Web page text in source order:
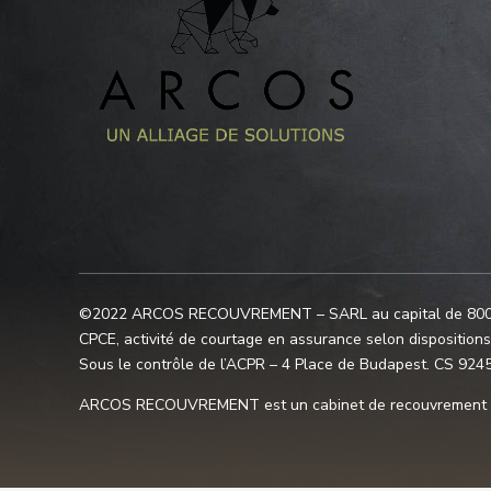
©2022 ARCOS RECOUVREMENT – SARL au capital de
CPCE, activité de courtage en assurance selon
Sous le contrôle de l’ACPR – 4 Place de Budapest. CS
ARCOS RECOUVREMENT est un cabinet de